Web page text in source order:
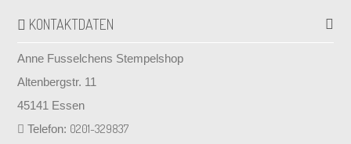
KONTAKTDATEN
Anne Fusselchens Stempelshop
Altenbergstr. 11
45141 Essen
Telefon: 0201-329837